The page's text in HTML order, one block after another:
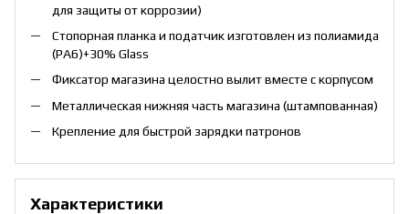
для защиты от коррозии)
Стопорная планка и податчик изготовлен из полиамида
(PA6)+30% Glass
Фиксатор магазина целостно вылит вместе с корпусом
Металлическая нижняя часть магазина (штампованная)
Крепление для быстрой зарядки патронов
Характеристики